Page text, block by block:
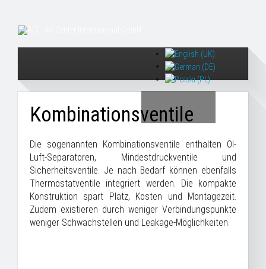
Kombinationsventile
Die sogenannten Kombinationsventile enthalten Öl-
Luft-Separatoren, Mindestdruckventile und
Sicherheitsventile. Je nach Bedarf können ebenfalls
Thermostatventile integriert werden. Die kompakte
Konstruktion spart Platz, Kosten und Montagezeit.
Zudem existieren durch weniger Verbindungspunkte
weniger Schwachstellen und Leakage-Möglichkeiten.